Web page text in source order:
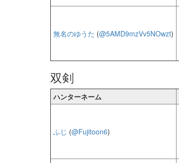
無名のゆうた (@5AMD9mzVv5NOwzt)
双剣
ハンターネーム
ふじ (@Fujitoon6)